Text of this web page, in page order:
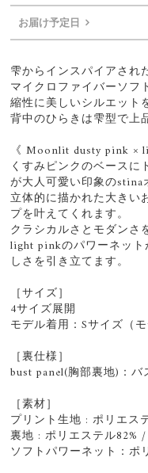
お届け予定日
雫からインスパイアされ
マイクロファイバーソフ
縮性に美しいシルエット
背中のひらきは雫型で上
《 Moonlit dusty pink ×
くすみピンクのベース
が大人可愛い印象のstina
立体的に描かれた大きい
プを叶えてくれます。
クラシカルさとモダンさ
light pinkのパワーネット
しさを引き立てます。
［サイズ］
4サイズ展開
モデル着用：Sサイズ（
［裏仕様］
bust panel(胸部裏地)：
［素材］
プリント生地 : ポリエス
裏地 : ポリエステル82%
ソフトパワーネット：ポ